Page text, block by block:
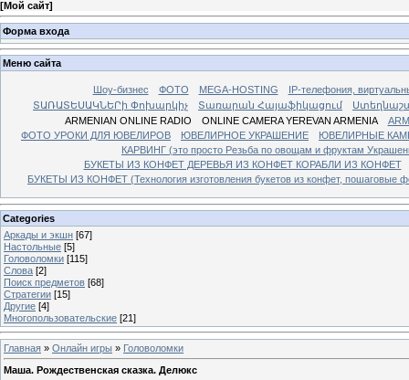
[Мой сайт]
Форма входа
Меню сайта
Шоу-бизнес ФОТО MEGA-HOSTING
IP-телефония,
ՏԱՌԱՏԵՍԱԿՆԵՐի Փոխարկիչ
Տառարան Հայաֆիկացում
ARMENIAN ONLINE RADIO
ONLINE CAMERA YEREVAN ARMENIA
ФОТО УРОКИ ДЛЯ ЮВЕЛИРОВ
ЮВЕЛИРНОЕ УКРАШЕНИЕ
ЮВЕЛИРНЫЕ
КАРВИНГ (это просто Резьба по овощам и фруктам
БУКЕТЫ ИЗ КОНФЕТ ДЕРЕВЬЯ ИЗ КОНФЕТ КОРАБЛИ ИЗ КОНФЕТ
БУКЕТЫ ИЗ КОНФЕТ (Технология изготовления букетов из конфет, пошаговые
Categories
Аркады и экшн [67]
Настольные [5]
Головоломки [115]
Слова [2]
Поиск предметов [68]
Стратегии [15]
Другие [4]
Многопользовательские [21]
Главная » Онлайн игры » Головоломки
Маша. Рождественская сказка. Делюкс